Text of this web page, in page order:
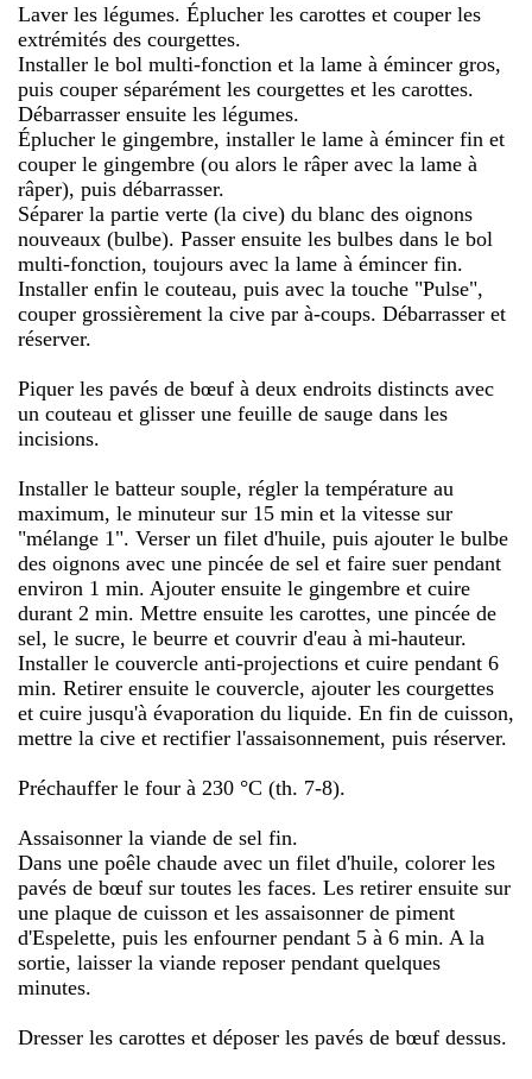
Laver les légumes. Éplucher les carottes et couper les
extrémités des courgettes.
Installer le bol multi-fonction et la lame à émincer gros,
puis couper séparément les courgettes et les carottes.
Débarrasser ensuite les légumes.
Éplucher le gingembre, installer le lame à émincer fin et
couper le gingembre (ou alors le râper avec la lame à
râper), puis débarrasser.
Séparer la partie verte (la cive) du blanc des oignons
nouveaux (bulbe). Passer ensuite les bulbes dans le bol
multi-fonction, toujours avec la lame à émincer fin.
Installer enfin le couteau, puis avec la touche "Pulse",
couper grossièrement la cive par à-coups. Débarrasser et
réserver.
Piquer les pavés de bœuf à deux endroits distincts avec
un couteau et glisser une feuille de sauge dans les
incisions.
Installer le batteur souple, régler la température au
maximum, le minuteur sur 15 min et la vitesse sur
"mélange 1". Verser un filet d'huile, puis ajouter le bulbe
des oignons avec une pincée de sel et faire suer pendant
environ 1 min. Ajouter ensuite le gingembre et cuire
durant 2 min. Mettre ensuite les carottes, une pincée de
sel, le sucre, le beurre et couvrir d'eau à mi-hauteur.
Installer le couvercle anti-projections et cuire pendant 6
min. Retirer ensuite le couvercle, ajouter les courgettes
et cuire jusqu'à évaporation du liquide. En fin de cuisson,
mettre la cive et rectifier l'assaisonnement, puis réserver.
Préchauffer le four à 230 °C (th. 7-8).
Assaisonner la viande de sel fin.
Dans une poêle chaude avec un filet d'huile, colorer les
pavés de bœuf sur toutes les faces. Les retirer ensuite sur
une plaque de cuisson et les assaisonner de piment
d'Espelette, puis les enfourner pendant 5 à 6 min. A la
sortie, laisser la viande reposer pendant quelques
minutes.
Dresser les carottes et déposer les pavés de bœuf dessus.